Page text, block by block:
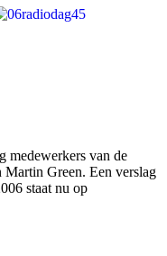
medewerkers van de
Martin Green. Een verslag
staat nu op